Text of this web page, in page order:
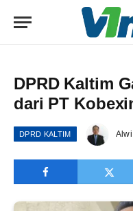
DPRD Kaltim
dari PT
DPRD KALTIM Alwi